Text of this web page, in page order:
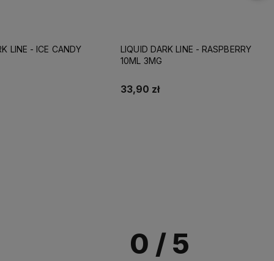
LINE - RASPBERRY
LIQUID DARK LINE - BANANA 10ML
3MG
33,90 zł
0 / 5